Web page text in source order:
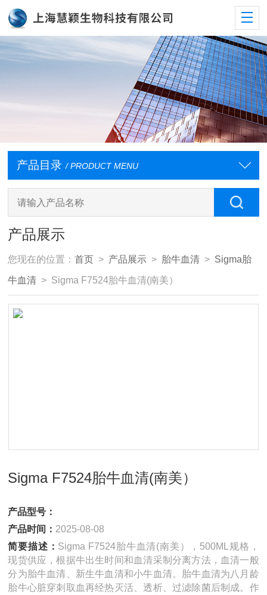
产品目录 / PRODUCT MENU
产品展示
您现在的位置：首页 > 产品展示 > 胎牛血清 > Sigma胎
牛血清 > Sigma F7524胎牛血清(南美）
Sigma F7524胎牛血清(南美）
产品型号：
产品时间： 2025-08-08
简要描述： Sigma F7524胎牛血清(南美），500ML规格，
现货供应，根据牛出生时间和血清采制分离方法，血清一般
分为胎牛血清、新生牛血清和小牛血清。胎牛血清为八月龄
胎牛心脏穿刺取血再经热灭活、透析、过滤除菌后制成。作